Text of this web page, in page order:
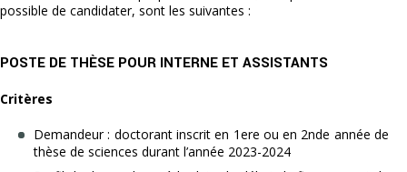
possible de candidater, sont les suivantes :
POSTE DE THÈSE POUR INTERNE ET ASSISTANTS
Critères
Demandeur : doctorant inscrit en 1ere ou en 2nde année de
thèse de sciences durant l’année 2023-2024